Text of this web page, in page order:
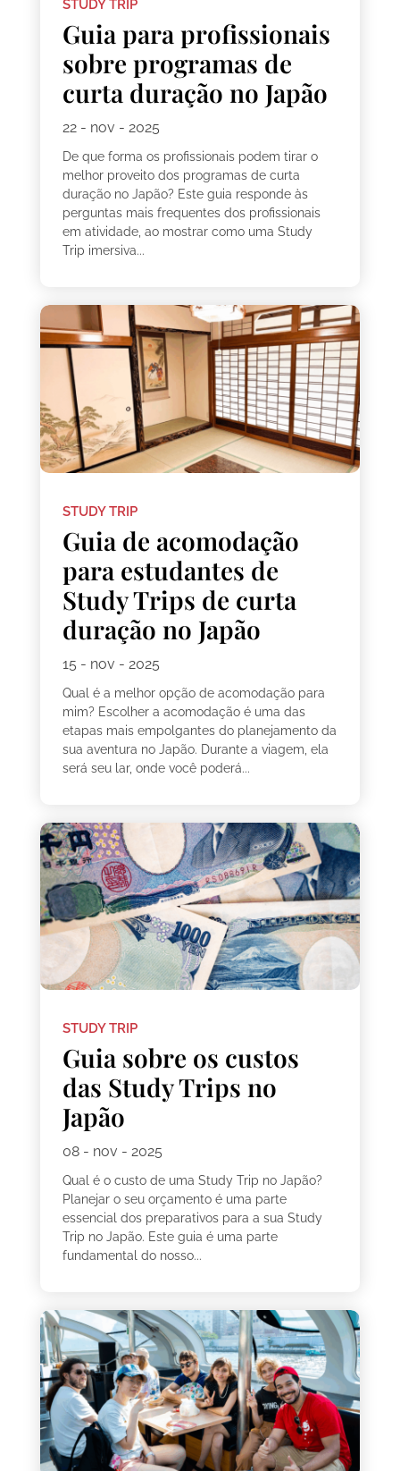
STUDY TRIP
Guia para profissionais
sobre programas de
curta duração no Japão
22 - nov - 2025
De que forma os profissionais podem tirar o
melhor proveito dos programas de curta
duração no Japão? Este guia responde às
perguntas mais frequentes dos profissionais
em atividade, ao mostrar como uma Study
Trip imersiva...
STUDY TRIP
Guia de acomodação
para estudantes de
Study Trips de curta
duração no Japão
15 - nov - 2025
Qual é a melhor opção de acomodação para
mim? Escolher a acomodação é uma das
etapas mais empolgantes do planejamento da
sua aventura no Japão. Durante a viagem, ela
será seu lar, onde você poderá...
STUDY TRIP
Guia sobre os custos
das Study Trips no
Japão
08 - nov - 2025
Qual é o custo de uma Study Trip no Japão?
Planejar o seu orçamento é uma parte
essencial dos preparativos para a sua Study
Trip no Japão. Este guia é uma parte
fundamental do nosso...